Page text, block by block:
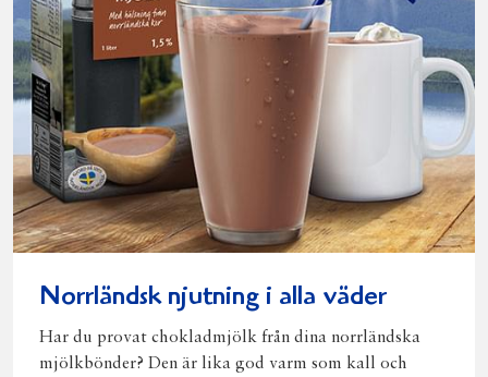
Norrländsk njutning i alla väder
Har du provat chokladmjölk från dina norrländska
mjölkbönder? Den är lika god varm som kall och